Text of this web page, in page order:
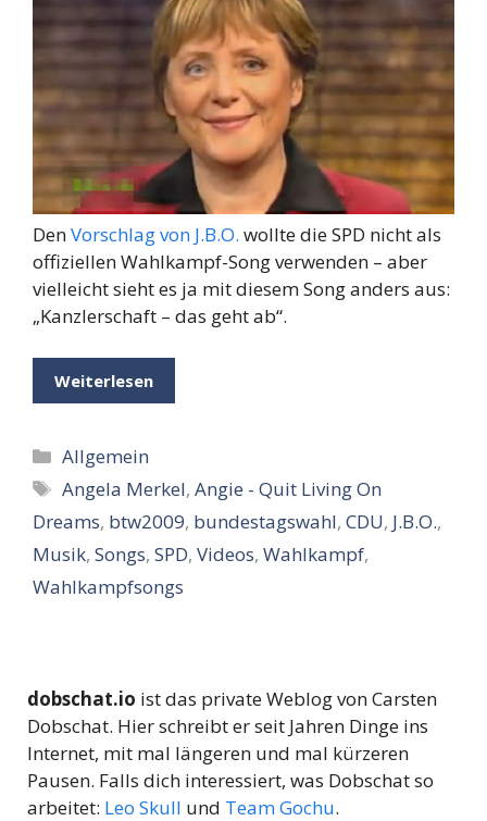
DenVorschlag von J.B.O. wollte die SPD nicht als
offiziellen Wahlkampf-Song verwenden – aber
vielleicht sieht es ja mit diesem Song anders aus:
„Kanzlerschaft – das geht ab“.
Weiterlesen
Kategorien
Allgemein
Schlagwörter
Angela Merkel,Angie - Quit Living On
Dreams, btw2009, bundestagswahl, CDU, J.B.O.,
Musik, Songs, SPD, Videos, Wahlkampf,
Wahlkampfsongs
dobschat.io ist das private Weblog von Carsten
Dobschat. Hier schreibt er seit Jahren Dinge ins
Internet, mit mal längeren und mal kürzeren
Pausen. Falls dich interessiert, was Dobschat so
arbeitet: Leo Skull und Team Gochu.